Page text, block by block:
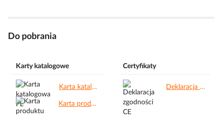
Do pobrania
Karty katalogowe
Karta katalogowa PL.pdf
Karta produktu.pdf
Certyfikaty
Deklaracja zgodności CE.pdf